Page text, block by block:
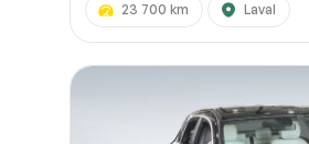
23 700 km Laval